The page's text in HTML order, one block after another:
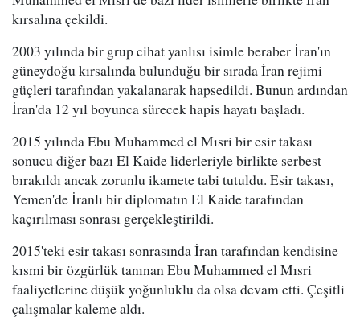
kırsalına çekildi.
2003 yılında bir grup cihat yanlısı isimle beraber İran'ın
güneydoğu kırsalında bulunduğu bir sırada İran rejimi
güçleri tarafından yakalanarak hapsedildi. Bunun ardından
İran'da 12 yıl boyunca sürecek hapis hayatı başladı.
2015 yılında Ebu Muhammed el Mısri bir esir takası
sonucu diğer bazı El Kaide liderleriyle birlikte serbest
bırakıldı ancak zorunlu ikamete tabi tutuldu. Esir takası,
Yemen'de İranlı bir diplomatın El Kaide tarafından
kaçırılması sonrası gerçekleştirildi.
2015'teki esir takası sonrasında İran tarafından kendisine
kısmi bir özgürlük tanınan Ebu Muhammed el Mısri
faaliyetlerine düşük yoğunluklu da olsa devam etti. Çeşitli
çalışmalar kaleme aldı.